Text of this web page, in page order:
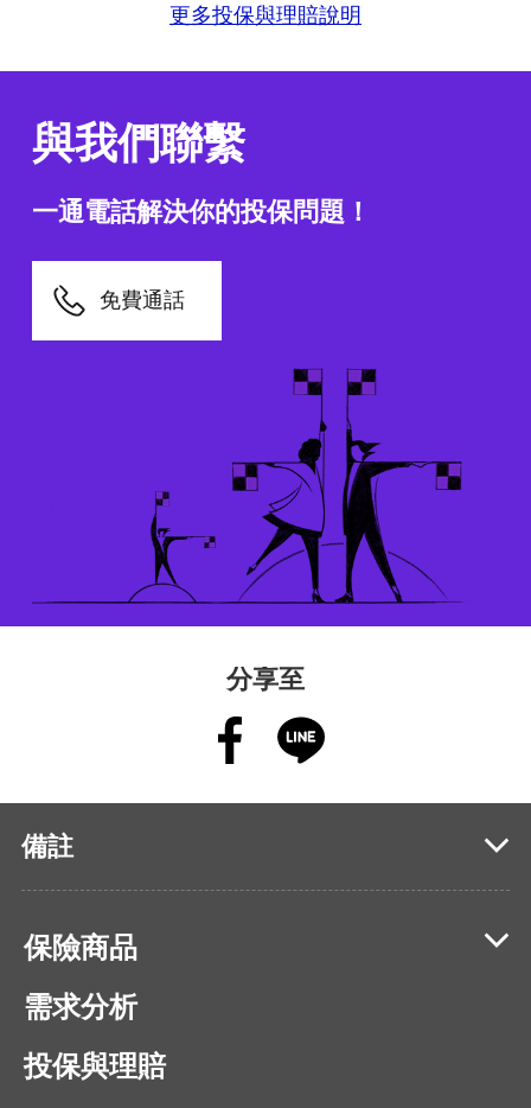
更多投保與理賠說明
與我們聯繫
一通電話解決你的投保問題！
免費通話
分享至
備註
保險商品
需求分析
投保與理賠